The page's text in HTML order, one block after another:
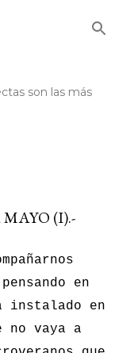
son las más
(I).-
en
instalado en
no vaya a